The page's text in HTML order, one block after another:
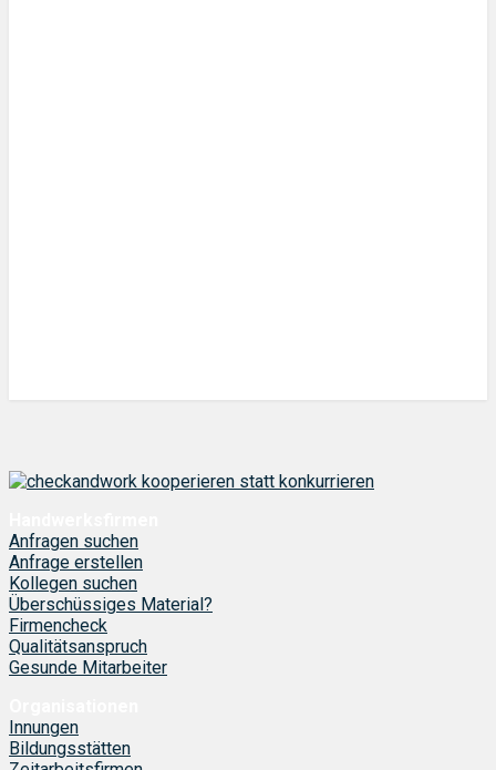
Anfragen suchen
Anfrage erstellen
Kollegen suchen
Überschüssiges Material?
Firmencheck
Qualitätsanspruch
Gesunde Mitarbeiter
Innungen
Bildungsstätten